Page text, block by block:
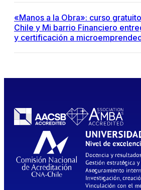
«Manos a la Obra»: curso
Chile y Mi barrio Financiero
y certificación a